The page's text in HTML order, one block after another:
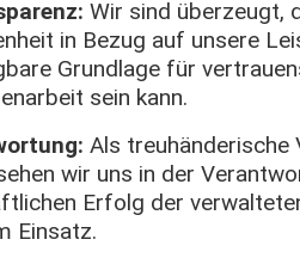
Wir sind überzeugt,
in Bezug auf unsere
Grundlage für
sein kann.
Als treuhänderische
wir uns in der
Erfolg der
Einsatz.